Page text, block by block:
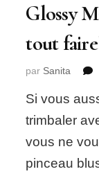
Glossy
tout
par Sanita
Si vous
trimbaler
vous ne
pinceau